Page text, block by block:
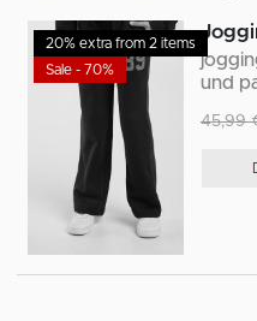
20% extra from 2 items
Sale - 70%
und
45,99